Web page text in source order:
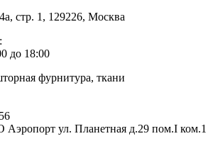
стр. 1, 129226, Москва
до 18:00
фурнитура, ткани
Аэропорт ул. Планетная д.29 пом.I ком.1